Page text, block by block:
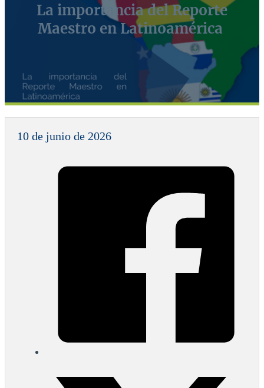
La importancia del Reporte
Maestro en Latinoamérica
10 de junio de 2026